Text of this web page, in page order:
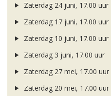
Zaterdag 24 juni, 17.00 uur
Zaterdag 17 juni, 17.00 uur
Zaterdag 10 juni, 17.00 uur
Zaterdag 3 juni, 17.00 uur
Zaterdag 27 mei, 17.00 uur
Zaterdag 20 mei, 17.00 uur